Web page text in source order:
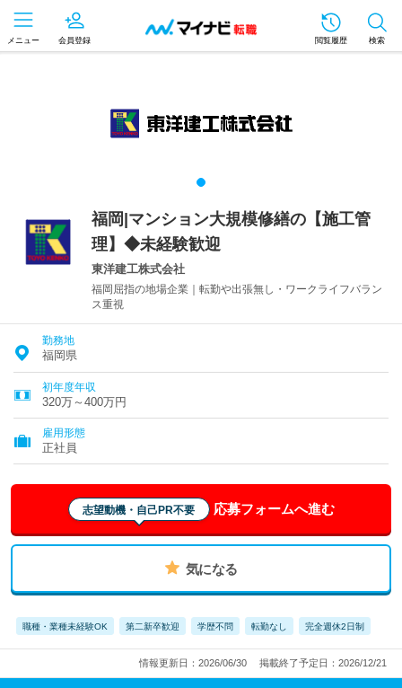
メニュー 会員登録 閲覧履歴 検索
福岡|マンション大規模修繕の【施工管
理】◆未経験歓迎
東洋建工株式会社
福岡屈指の地場企業｜転勤や出張無し・ワークライフバラン
ス重視
勤務地
福岡県
初年度年収
320万～400万円
雇用形態
正社員
志望動機・自己PR不要 応募フォームへ進む
気になる
職種・業種未経験OK 第二新卒歓迎 学歴不問 転勤なし 完全週休2日制
情報更新日：2026/06/30 掲載終了予定日：2026/12/21